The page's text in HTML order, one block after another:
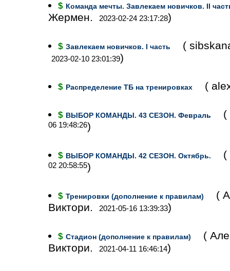
$ Команда мечты. Завлекаем новичков. II
Жермен. 2023-02-24 23:17:28)
$ Завлекаем новичков. I часть (
2023-02-10 23:01:39)
$ Распределение ТБ на тренировках (
$ ВЫБОР КОМАНДЫ. 43 СЕЗОН. Февраль
(
06 19:48:26)
$ ВЫБОР КОМАНДЫ. 42 СЕЗОН. Октябрь.
(
02 20:58:55)
$ Тренировки (дополнение к правилам)
(
Виктори.
2021-05-16 13:39:33)
$ Стадион (дополнение к правилам)
(
Виктори.
2021-04-11 16:46:14)